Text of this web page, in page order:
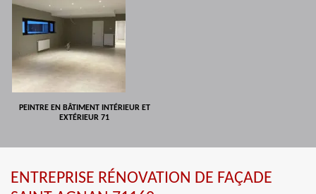
PEINTRE EN BÂTIMENT INTÉRIEUR ET
EXTÉRIEUR 71
ENTREPRISE RÉNOVATION DE FAÇADE